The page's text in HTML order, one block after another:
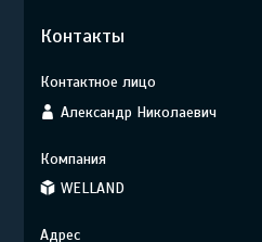
Контакты
Александр Николаевич
WELLAND